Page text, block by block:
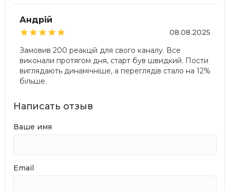
Андрій

08.08.2025
Замовив 200 реакцій для свого каналу. Все
виконали протягом дня, старт був швидкий. Пости
виглядають динамічніше, а переглядів стало на 12%
більше.
Написать отзыв
Ваше имя
Email